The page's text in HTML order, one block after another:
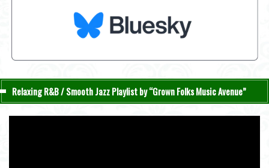
Relaxing R&B / Smooth Jazz Playlist by “Grown Folks Music Avenue”